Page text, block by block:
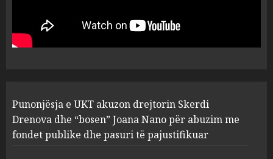
1
“bosen” Joana Nano për
abuzim me fondet publike dhe
pasuri të pajustifikuar
2
Apolonia- Gramshi, nis
procedim penal për Koço
Kokëdhimën (VIDEO)
MARCH 27, 2025
Punonjësja e UKT akuzon drejtorin Skerdi
Drenova dhe “bosen” Joana Nano për abuzim me
fondet publike dhe pasuri të pajustifikuar